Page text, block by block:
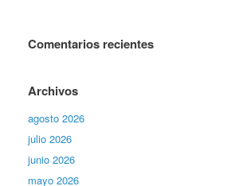
Comentarios recientes
Archivos
agosto 2026
julio 2026
junio 2026
mayo 2026